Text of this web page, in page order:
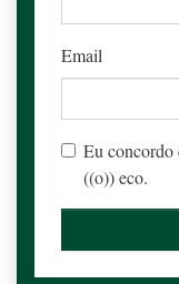
Email
Eu concordo
((o)) eco.